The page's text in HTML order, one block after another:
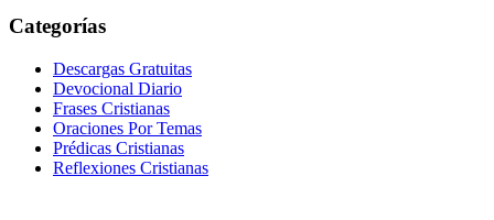
Categorías
Descargas Gratuitas
Devocional Diario
Frases Cristianas
Oraciones Por Temas
Prédicas Cristianas
Reflexiones Cristianas